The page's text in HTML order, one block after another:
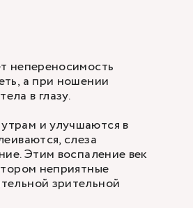
непереносимость
а при ношении
в глазу.
и улучшаются в
слеза
Этим воспаление век
неприятные
зрительной